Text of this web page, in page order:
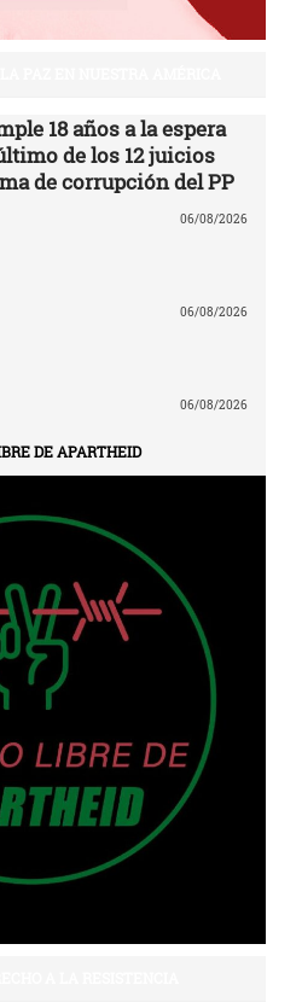
18 años a la espera
de los 12 juicios
de corrupción del PP
06/08/2026
06/08/2026
06/08/2026
DE APARTHEID